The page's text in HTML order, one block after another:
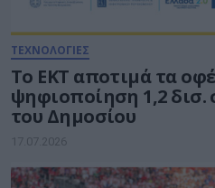
ΤΕΧΝΟΛΟΓΙΕΣ
Το ΕΚΤ αποτιμά τα
ψηφιοποίηση 1,2 δισ.
του Δημοσίου
17.07.2026